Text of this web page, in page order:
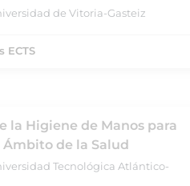
de Vitoria-Gasteiz
ECTS
la Higiene de Manos para
de la Salud
Tecnológica Atlántico-